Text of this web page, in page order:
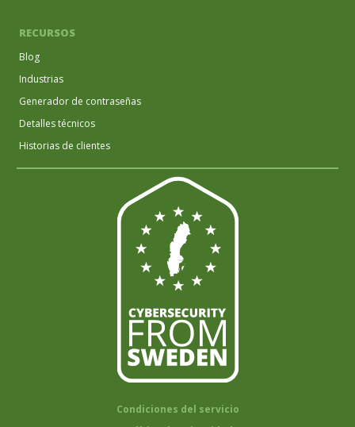
RECURSOS
Blog
Industrias
Generador de contraseñas
Detalles técnicos
Historias de clientes
Condiciones del servicio